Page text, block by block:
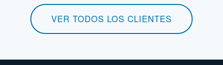
VER TODOS LOS CLIENTES